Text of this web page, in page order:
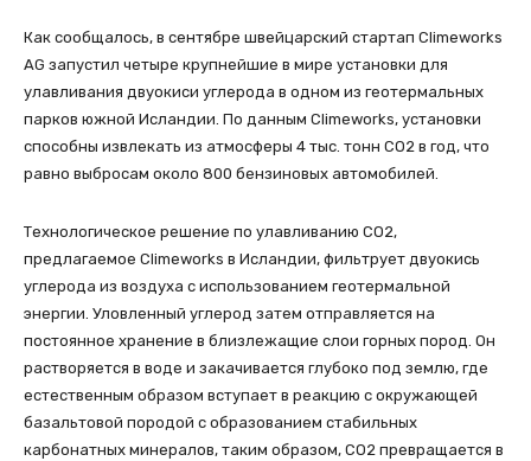
Как сообщалось, в сентябре швейцарский стартап Climeworks
AG запустил четыре крупнейшие в мире установки для
улавливания двуокиси углерода в одном из геотермальных
парков южной Исландии. По данным Climeworks, установки
способны извлекать из атмосферы 4 тыс. тонн СО2 в год, что
равно выбросам около 800 бензиновых автомобилей.
Технологическое решение по улавливанию СО2,
предлагаемое Climeworks в Исландии, фильтрует двуокись
углерода из воздуха с использованием геотермальной
энергии. Уловленный углерод затем отправляется на
постоянное хранение в близлежащие слои горных пород. Он
растворяется в воде и закачивается глубоко под землю, где
естественным образом вступает в реакцию с окружающей
базальтовой породой с образованием стабильных
карбонатных минералов, таким образом, CO2 превращается в